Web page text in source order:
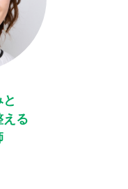
る